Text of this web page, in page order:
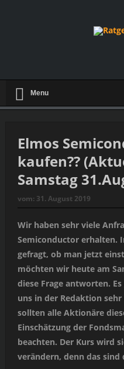
Menu
Elmos
kaufen??
Samstag
vom: 31. August 2019
Wir haben sehr viele
Semiconductor erhalten.
gefragt, ob man jetzt
möchten wir heute am
diese Frage antworten.
uns in der Redaktion
sollten alle Aktionäre
Einschätzung der
beachten. Der Kurs wird
verändern, denn das sind